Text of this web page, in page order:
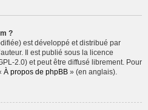
?
est développé et distribué par
Il est publié sous la licence
2.0) et peut être diffusé librement. Pour
À propos de phpBB » (en anglais).